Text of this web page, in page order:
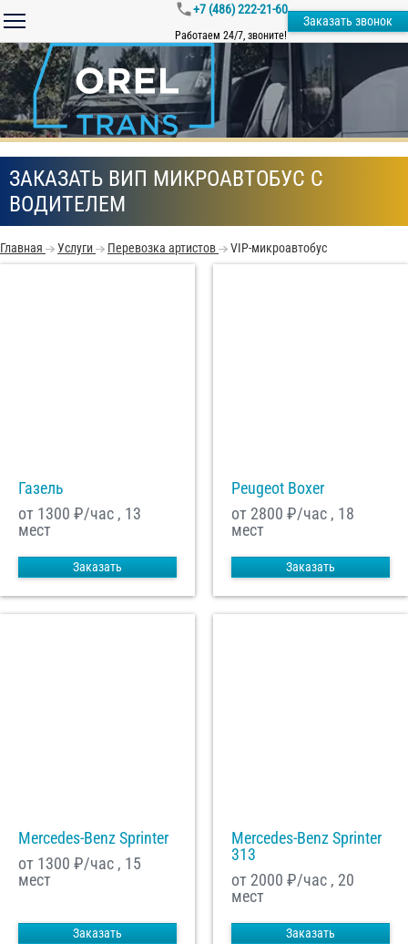
+7 (486) 222-21-60
Работаем 24/7, звоните!
Заказать звонок
ЗАКАЗАТЬ ВИП МИКРОАВТОБУС С
ВОДИТЕЛЕМ
Главная Услуги Перевозка артистов VIP-микроавтобус
Газель
от 1300 ₽/час , 13
мест
Заказать
Peugeot Boxer
от 2800 ₽/час , 18
мест
Заказать
Mercedes-Benz Sprinter
от 1300 ₽/час , 15
мест
Заказать
Mercedes-Benz Sprinter
313
от 2000 ₽/час , 20
мест
Заказать
обработку моих Персональных данных